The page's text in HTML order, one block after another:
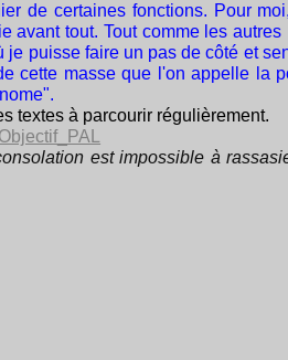
de certaines fonctions. Pour
avant tout. Tout comme les autres
je puisse faire un pas de côté et
cette masse que l'on appelle la
textes à parcourir régulièrement.
est impossible à